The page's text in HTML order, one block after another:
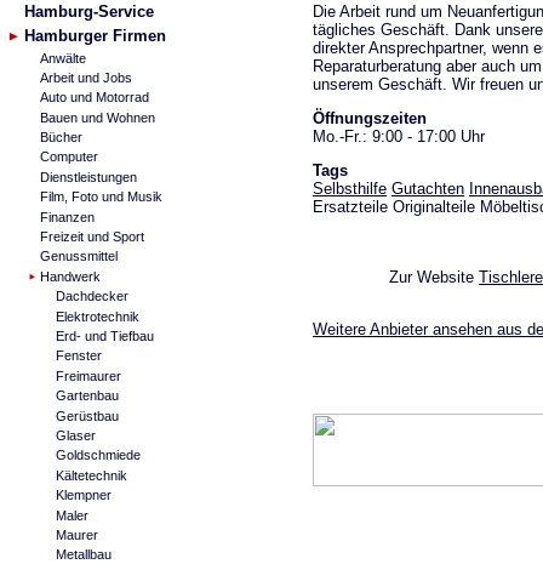
Hamburg-Service
Hamburger Firmen
Anwälte
Arbeit und Jobs
Auto und Motorrad
Bauen und Wohnen
Bücher
Computer
Dienstleistungen
Film, Foto und Musik
Finanzen
Freizeit und Sport
Genussmittel
Handwerk
Dachdecker
Elektrotechnik
Erd- und Tiefbau
Fenster
Freimaurer
Gartenbau
Gerüstbau
Glaser
Goldschmiede
Kältetechnik
Klempner
Maler
Maurer
Metallbau
Die Arbeit rund um
tägliches Geschäft. Dank
direkter Ansprechpartner, wenn
Reparaturberatung aber auch
unserem Geschäft. Wir freuen
Öffnungszeiten
Mo.-Fr.: 9:00 - 17:00 Uhr
Tags
Selbsthilfe Gutachten
Ersatzteile Originalteile
Zur Website
Weitere Anbieter ansehen aus